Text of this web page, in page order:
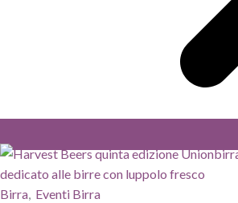
Birra, Eventi Birra